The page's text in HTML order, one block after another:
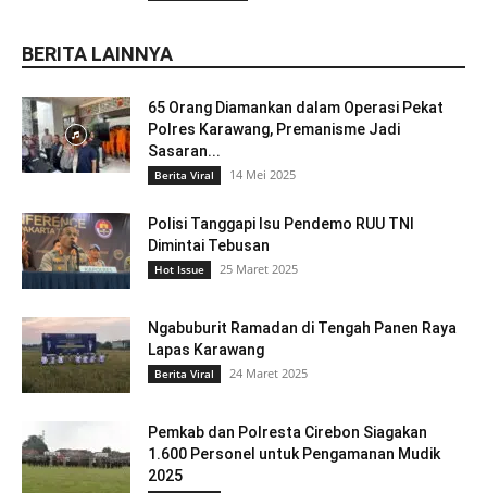
BERITA LAINNYA
65 Orang Diamankan dalam Operasi Pekat
Polres Karawang, Premanisme Jadi
Sasaran...
Berita Viral 14 Mei 2025
Polisi Tanggapi Isu Pendemo RUU TNI
Dimintai Tebusan
Hot Issue 25 Maret 2025
Ngabuburit Ramadan di Tengah Panen Raya
Lapas Karawang
Berita Viral 24 Maret 2025
Pemkab dan Polresta Cirebon Siagakan
1.600 Personel untuk Pengamanan Mudik
2025